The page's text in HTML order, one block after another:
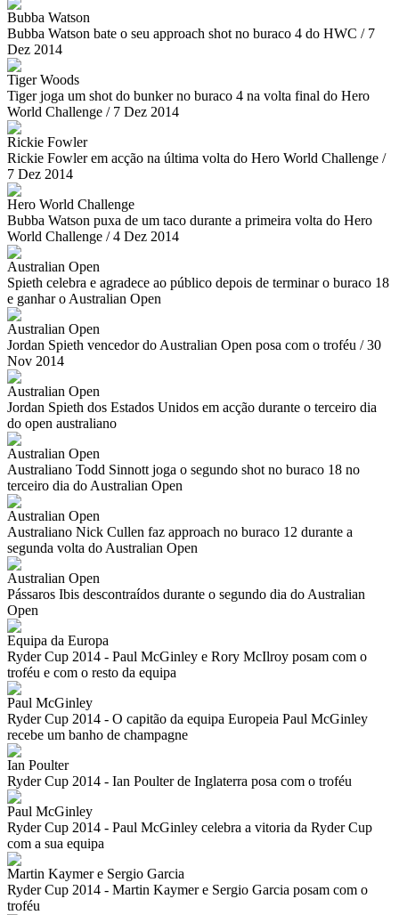
Bubba Watson
Bubba Watson bate o seu approach shot no buraco 4 do HWC / 7
Dez 2014
Tiger Woods
Tiger joga um shot do bunker no buraco 4 na volta final do Hero
World Challenge / 7 Dez 2014
Rickie Fowler
Rickie Fowler em acção na última volta do Hero World Challenge /
7 Dez 2014
Hero World Challenge
Bubba Watson puxa de um taco durante a primeira volta do Hero
World Challenge / 4 Dez 2014
Australian Open
Spieth celebra e agradece ao público depois de terminar o buraco 18
e ganhar o Australian Open
Australian Open
Jordan Spieth vencedor do Australian Open posa com o troféu / 30
Nov 2014
Australian Open
Jordan Spieth dos Estados Unidos em acção durante o terceiro dia
do open australiano
Australian Open
Australiano Todd Sinnott joga o segundo shot no buraco 18 no
terceiro dia do Australian Open
Australian Open
Australiano Nick Cullen faz approach no buraco 12 durante a
segunda volta do Australian Open
Australian Open
Pássaros Ibis descontraídos durante o segundo dia do Australian
Open
Equipa da Europa
Ryder Cup 2014 - Paul McGinley e Rory McIlroy posam com o
troféu e com o resto da equipa
Paul McGinley
Ryder Cup 2014 - O capitão da equipa Europeia Paul McGinley
recebe um banho de champagne
Ian Poulter
Ryder Cup 2014 - Ian Poulter de Inglaterra posa com o troféu
Paul McGinley
Ryder Cup 2014 - Paul McGinley celebra a vitoria da Ryder Cup
com a sua equipa
Martin Kaymer e Sergio Garcia
Ryder Cup 2014 - Martin Kaymer e Sergio Garcia posam com o
troféu